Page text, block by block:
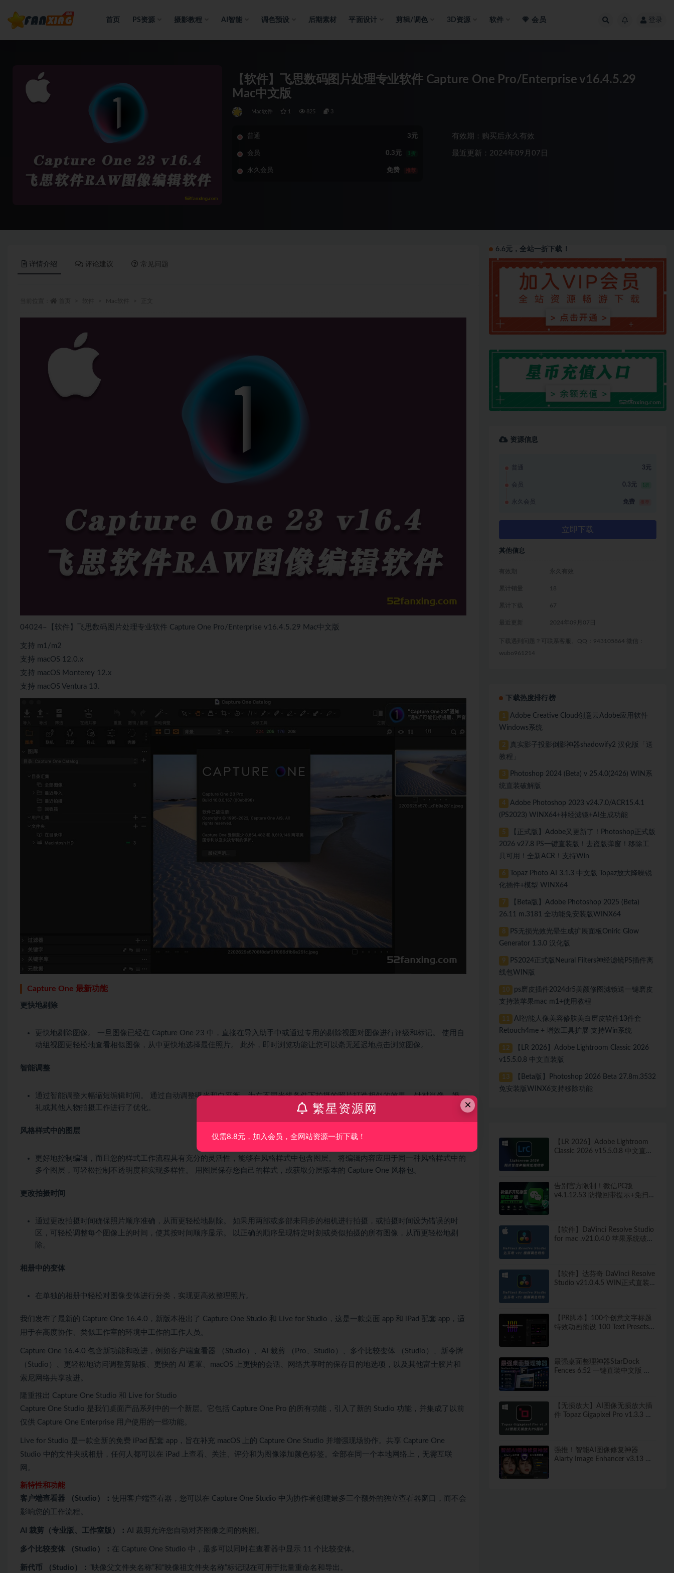
首页 PS资源 摄影教程 AI智能 调色预设 后期素材 平面设计 剪辑/调色 3D资源 软件 会员 登录
【软件】飞思数码图片处理专业软件 Capture One Pro/Enterprise v16.4.5.29
Mac中文版
Mac软件 1 825 3
普通 3元
会员 0.3元 1折
永久会员 免费 推荐
有效期：购买后永久有效
最近更新：2024年09月07日
详情介绍 评论建议 常见问题
04024–【软件】飞思数码图片处理专业软件 Capture One Pro/Enterprise v16.4.5.29 Mac中文版
支持 m1/m2
支持 macOS 12.0.x
支持 macOS Monterey 12.x
支持 macOS Ventura 13.
Capture One 最新功能
更快地剔除
更快地剔除图像。 一旦图像已经在 Capture One 23 中，直接在导入助手中或通过专用的剔除视图对图像进行评级和标记。 使用自
动组视图更轻松地查看相似图像，从中更快地选择最佳照片。 此外，即时浏览功能让您可以毫无延迟地点击浏览图像。
智能调整
通过智能调整大幅缩短编辑时间。 通过自动调整曝光和白平衡，为在不同光线条件下拍摄的照片打造相似的效果 – 针对肖像、婚
礼或其他人物拍摄工作进行了优化。
风格样式中的图层
更好地控制编辑，而且您的样式工作流程具有充分的灵活性，能够在风格样式中包含图层。 将编辑内容应用于同一种风格样式中的
多个图层，可轻松控制不透明度和实现多样性。 用图层保存您自己的样式，或获取分层版本的 Capture One 风格包。
更改拍摄时间
通过更改拍摄时间确保照片顺序准确，从而更轻松地剔除。 如果用两部或多部未同步的相机进行拍摄，或拍摄时间设为错误的时
区，可轻松调整每个图像上的时间，使其按时间顺序显示。 以正确的顺序呈现特定时刻或类似拍摄的所有图像，从而更轻松地剔
除。
相册中的变体
在单独的相册中轻松对图像变体进行分类，实现更高效整理照片。
我们发布了最新的 Capture One 16.4.0，新版本推出了 Capture One Studio 和 Live for Studio，这是一款桌面 app 和 iPad 配套 app，适
用于在高度协作、类似工作室的环境中工作的工作人员。
Capture One 16.4.0 包含新功能和改进，例如客户端查看器 （Studio）、AI 裁剪 （Pro、Studio）、多个比较变体 （Studio）、新令牌
（Studio）、更轻松地访问调整剪贴板、更快的 AI 遮罩、macOS 上更快的会话、网络共享时的保存目的地选项，以及其他富士胶片和
索尼网络共享改进。
隆重推出 Capture One Studio 和 Live for Studio
Capture One Studio 是我们桌面产品系列中的一个新层。它包括 Capture One Pro 的所有功能，引入了新的 Studio 功能，并集成了以前
仅供 Capture One Enterprise 用户使用的一些功能。
Live for Studio 是一款全新的免费 iPad 配套 app，旨在补充 macOS 上的 Capture One Studio 并增强现场协作。共享 Capture One
Studio 中的文件夹或相册，任何人都可以在 iPad 上查看、关注、评分和为图像添加颜色标签。全部在同一个本地网络上，无需互联
网。
新特性和功能
客户端查看器 （Studio）： 使用客户端查看器，您可以在 Capture One Studio 中为协作者创建最多三个额外的独立查看器窗口，而不会
影响您的工作流程。
AI 裁剪（专业版、工作室版）： AI 裁剪允许您自动对齐图像之间的构图。
多个比较变体 （Studio）： 在 Capture One Studio 中，最多可以同时在查看器中显示 11 个比较变体。
新代币 （Studio）： “映像父文件夹名称”和“映像祖文件夹名称”标记现在可用于批量重命名和导出。
6.6元，全站一折下载！
资源信息
普通 3元
会员 0.3元 1折
永久会员 免费
立即下载
其他信息
有效期 永久有效
累计销量 18
累计下载 67
最近更新 2024年09月07日
下载遇到问题？可联系客服。QQ：943105864 微信：
wubo961214
下载热度排行榜
1
Adobe Creative Cloud创意云Adobe应用软件
Windows系统
2
真实影子投影倒影神器shadowify2 汉化版「送
教程」
3
Photoshop 2024 (Beta) v 25.4.0(2426) WIN系
统直装破解版
4
Adobe Photoshop 2023 v24.7.0/ACR15.4.1
(PS2023) WINX64+神经滤镜+AI生成功能
5
【正式版】Adobe又更新了！Photoshop正式版
2026 v27.8 PS一键直装版！去盗版弹窗！移除工
具可用！全新ACR！支持Win
6
Topaz Photo AI 3.1.3 中文版 Topaz放大降噪锐
化插件+模型 WINX64
7
【Beta版】Adobe Photoshop 2025 (Beta)
26.11 m.3181 全功能免安装版WINX64
8
PS无损光效光晕生成扩展面板Oniric Glow
Generator 1.3.0 汉化版
9
PS2024正式版Neural Filters神经滤镜PS插件离
线包WIN版
10
ps磨皮插件2024dr5美颜修图滤镜送一键磨皮
支持装苹果mac m1+使用教程
11
AI智能人像美容修肤美白磨皮软件13件套
Retouch4me + 增效工具扩展 支持Win系统
12
【LR 2026】Adobe Lightroom Classic 2026
v15.5.0.8 中文直装版
13
【Beta版】Photoshop 2026 Beta 27.8m.3532
免安装版WINX6支持移除功能
【LR 2026】Adobe Lightroom
Classic 2026 v15.5.0.8 中文直装
告别官方限制！微信PC版
v4.1.12.53 防撤回带提示+免扫码
【软件】DaVinci Resolve Studio
for mac .v21.0.4.0 苹果系统破解
【软件】达芬奇 DaVinci Resolve
Studio v21.0.4.5 WIN正式直装
【PR脚本】100个创意文字标题
特效动画预设 100 Text Presets
最强桌面整理神器StarDock
Fences 6.52 一键直装中文版 秒
【无损放大】AI图像无损放大插
件 Topaz Gigapixel Pro v1.3.3 中
强推！智能AI图像修复神器
Aiarty Image Enhancer v3.13 ！
×
繁星资源网
仅需8.8元，加入会员，全网站资源一折下载！